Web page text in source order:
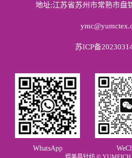
地址:江苏省苏州市常熟市盘
苏ICP备
WhatsApp